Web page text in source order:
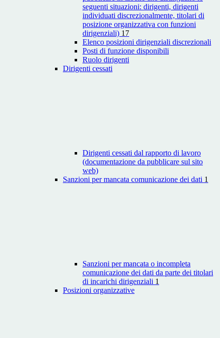
seguenti situazioni: dirigenti, dirigenti
individuati discrezionalmente, titolari di
posizione organizzativa con funzioni
dirigenziali) 17
Elenco posizioni dirigenziali discrezionali
Posti di funzione disponibili
Ruolo dirigenti
Dirigenti cessati
Dirigenti cessati dal rapporto di lavoro
(documentazione da pubblicare sul sito
web)
Sanzioni per mancata comunicazione dei dati 1
Sanzioni per mancata o incompleta
comunicazione dei dati da parte dei titolari
di incarichi dirigenziali 1
Posizioni organizzative